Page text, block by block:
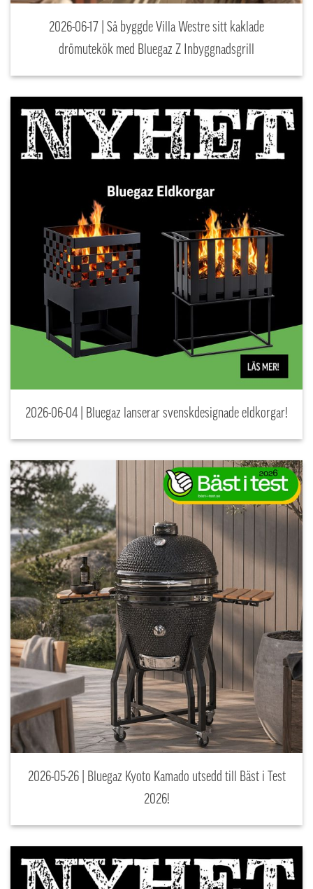
2026-06-17 | Så byggde Villa Westre sitt kaklade
drömutekök med Bluegaz Z Inbyggnadsgrill
2026-06-04 | Bluegaz lanserar svenskdesignade eldkorgar!
2026-05-26 | Bluegaz Kyoto Kamado utsedd till Bäst i Test
2026!